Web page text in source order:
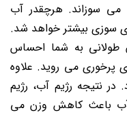
می‌ سوزاند. هرچقدر آب
‌سوزی بیشتر خواهد شد.
طولانی‌ به شما احساس
پرخوری می ‌روید. ‌علاوه
نتیجه رژیم آب، رژیم
آب باعث کاهش وزن می